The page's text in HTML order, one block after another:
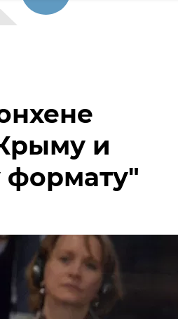
и